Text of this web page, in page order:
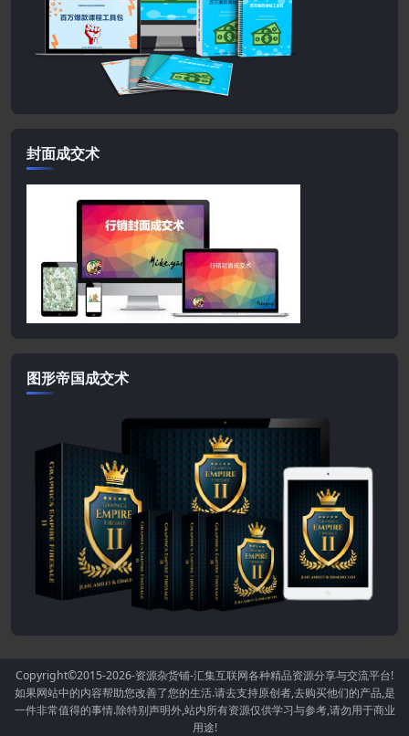
封面成交术
图形帝国成交术
Copyright©2015-2026-资源杂货铺-汇集互联网各种精品资源分享与交流平台!
如果网站中的内容帮助您改善了您的生活.请去支持原创者,去购买他们的产品,是
一件非常值得的事情.除特别声明外,站内所有资源仅供学习与参考,请勿用于商业
用途!